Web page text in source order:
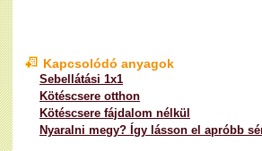
Kapcsolódó anyagok
Sebellátási 1x1
Kötéscsere otthon
Kötéscsere fájdalom nélkül
Nyaralni megy? Így lásson el apróbb